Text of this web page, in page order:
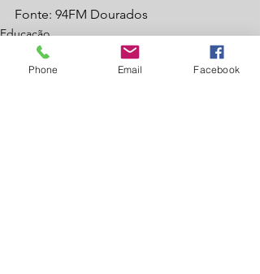
Fonte: 94FM Dourados
Educação
Phone Email Facebook